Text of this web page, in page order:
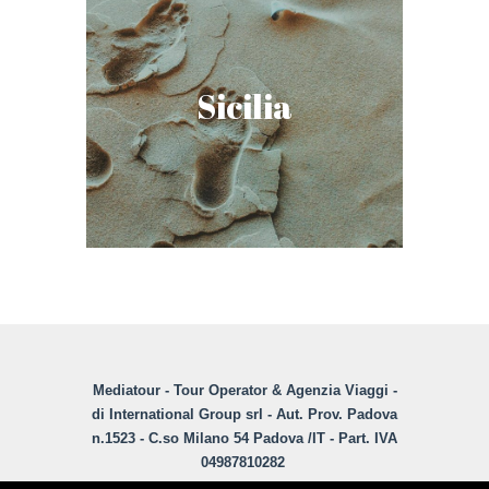
Sicilia
Mare & Relax
Itinerario di 5 giorni
Scopri
Mediatour - Tour Operator & Agenzia Viaggi -
di International Group srl - Aut. Prov. Padova
n.1523 - C.so Milano 54 Padova /IT - Part. IVA
04987810282